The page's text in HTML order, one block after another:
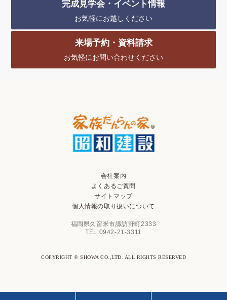
完成見学会・イベント情報
お気軽にお越しください
来場予約・資料請求
お気軽にお問い合わせください
会社案内
よくあるご質問
サイトマップ
個人情報の取り扱いについて
福岡県久留米市諏訪野町2333
TEL:0942-21-3311
COPYRIGHT © SHOWA CO.,LTD. ALL RIGHTS RESERVED